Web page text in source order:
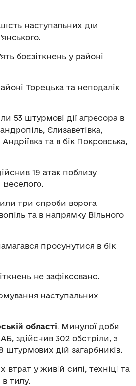
наступальних дій
боєзіткнень у районі
Торецька та неподалік
53 штурмові дії агресора в
Єлизаветівка,
та в бік Покровська,
19 атак поблизу
Веселого.
три спроби ворога
та в напрямку Вільного
просунутися в бік
не зафіксовано.
наступальних
області. Минулої доби
здійснив 302 обстріли, з
штурмових дій загарбників.
у живій силі, техніці та
тилу.